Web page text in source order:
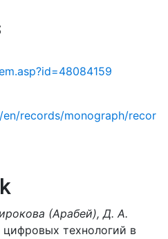
records/monograph/recor
(Арабей), Д. А.
технологий в